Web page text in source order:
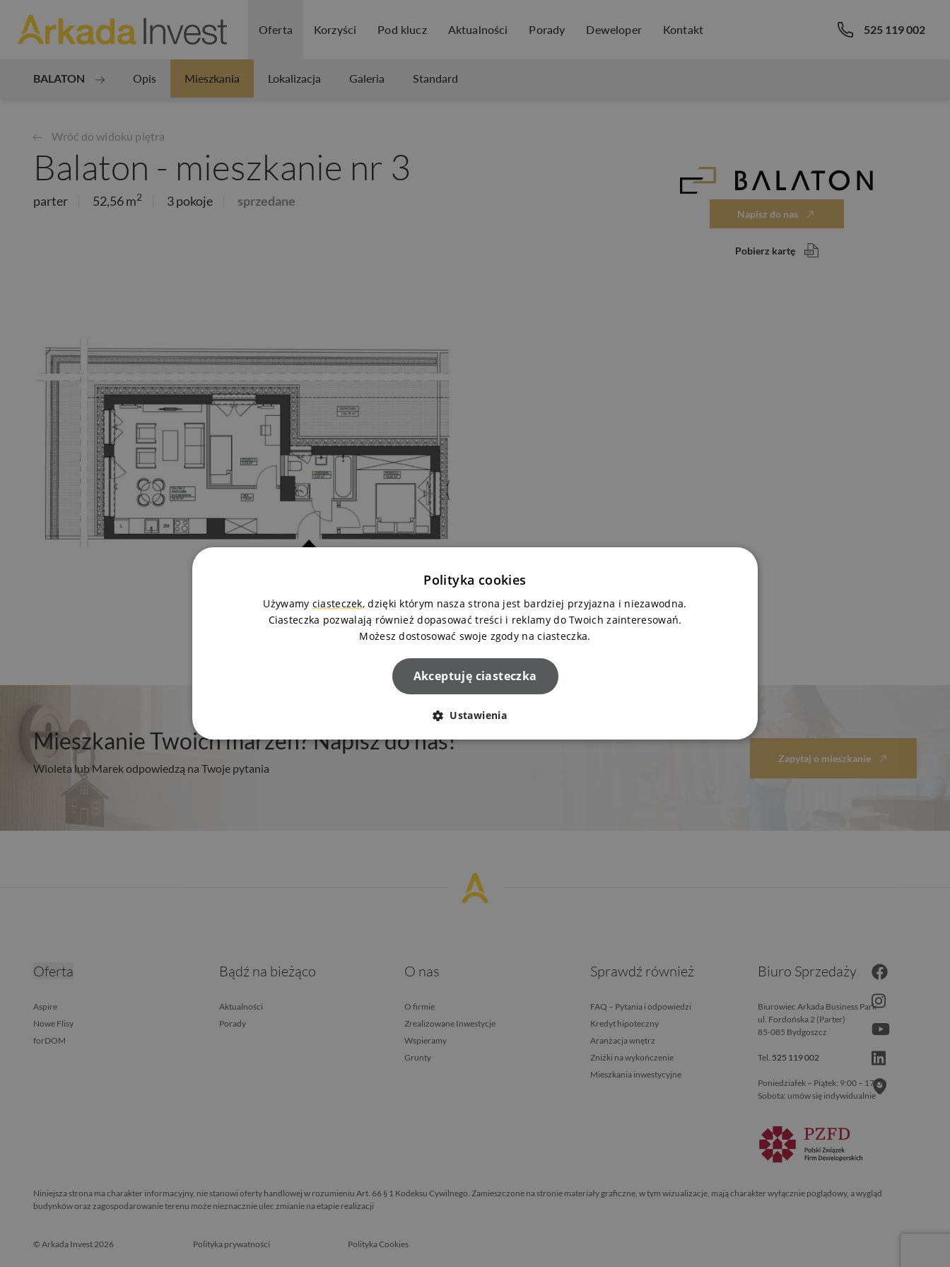
Oferta Korzyści Pod klucz Aktualności Porady Deweloper Kontakt 525 119 002
BALATON Opis Mieszkania Lokalizacja Galeria Standard
Wróć do widoku piętra
Balaton - mieszkanie nr 3
parter 52,56 m2 3 pokoje sprzedane
Napisz do nas
Pobierz kartę
Mieszkanie Twoich marzeń? Napisz do nas!
Wioleta lub Marek odpowiedzą na Twoje pytania
Zapytaj o mieszkanie
Oferta
Aspire
Nowe Flisy
forDOM
Bądź na bieżąco
Aktualności
Porady
O nas
O firmie
Zrealizowane Inwestycje
Wspieramy
Grunty
Sprawdź również
FAQ – Pytania i odpowiedzi
Kredyt hipoteczny
Aranżacja wnętrz
Zniżki na wykończenie
Mieszkania inwestycyjne
Biuro Sprzedaży
Biurowiec Arkada Business Park
ul. Fordońska 2 (Parter)
85-085 Bydgoszcz
Tel. 525 119 002
Poniedziałek – Piątek: 9:00 – 17:00
Sobota: umów się indywidualnie
Niniejsza strona ma charakter informacyjny, nie stanowi oferty handlowej w rozumieniu Art. 66 § 1 Kodeksu Cywilnego. Zamieszczone na stronie materiały graficzne, w tym wizualizacje, mają charakter wyłącznie poglądowy, a wygląd
budynków oraz zagospodarowanie terenu może nieznacznie ulec zmianie na etapie realizacji
© Arkada Invest 2026 Polityka prywatności Polityka Cookies
Polityka cookies
Używamy ciasteczek, dzięki którym nasza strona jest bardziej przyjazna i niezawodna.
Ciasteczka pozwalają również dopasować treści i reklamy do Twoich zainteresowań.
Możesz dostosować swoje zgody na ciasteczka.
Akceptuję ciasteczka
Ustawienia